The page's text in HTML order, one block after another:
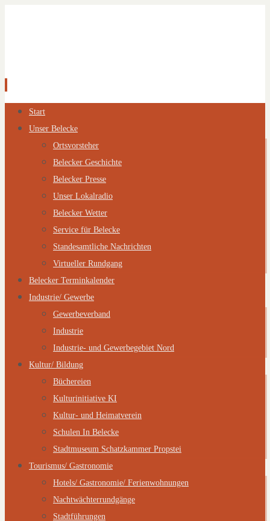
Zum
Inhalt
springen
Start
Unser Belecke
Ortsvorsteher
Belecker Geschichte
Belecker Presse
Unser Lokalradio
Belecker Wetter
Service für Belecke
Standesamtliche Nachrichten
Virtueller Rundgang
Belecker Terminkalender
Industrie/ Gewerbe
Gewerbeverband
Industrie
Industrie- und Gewerbegebiet Nord
Kultur/ Bildung
Büchereien
Kulturinitiative KI
Kultur- und Heimatverein
Schulen In Belecke
Stadtmuseum Schatzkammer Propstei
Tourismus/ Gastronomie
Hotels/ Gastronomie/ Ferienwohnungen
Nachtwächterrundgänge
Stadtführungen